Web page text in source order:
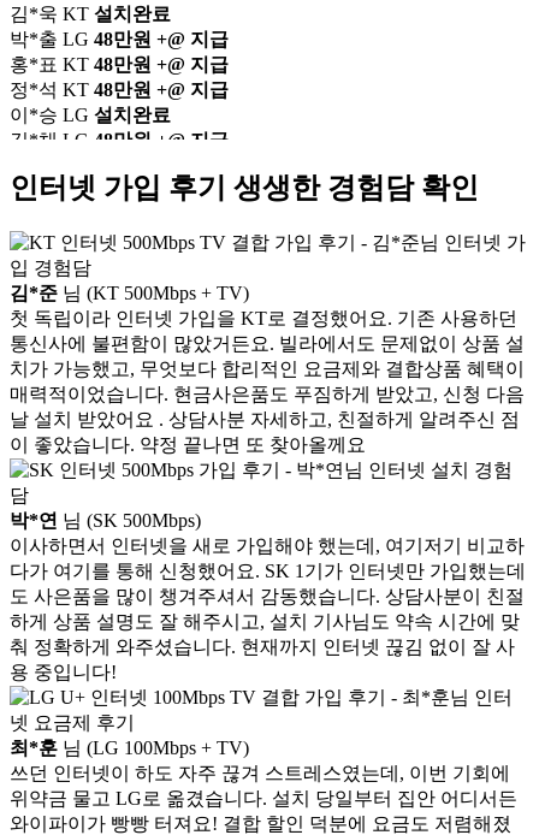
박*출 LG 48만원 +@ 지급
홍*표 KT 48만원 +@ 지급
정*석 KT 48만원 +@ 지급
이*승 LG 설치완료
김*채 LG 48만원 +@ 지급
이*찬 KT 설치완료
김*솔 KT48만원 +@ 지급
최*희 SK48만원지급
김*석 LG
이*희 LG48만원지급
송*영 KT48만원 +@ 지급
서*식 SK 48만원지급
변*열 KT48만원 +@ 지급
신*헌 LG48만원 +@ 지급
이*수 SK48만원지급
김*일 SK48만원지급
박*련 LG48만원 +@ 지급
장*민 LG
김*실 LG48만원지급
박*찬 SK48만원지급
이*창 KT48만원 +@ 지급
박*혜 KT48만원 +@ 지급
윤*열 SK 48만원지급
정*근 KT48만원 +@ 지급
전*호 LG48만원 +@ 지급
인터넷 가입 후기 생생한 경험담 확인
김*준 님 (KT 500Mbps + TV)
첫 독립이라 인터넷 가입을 KT로 결정했어요. 기존 사용하던
통신사에 불편함이 많았거든요. 빌라에서도 문제없이 상품 설
치가 가능했고, 무엇보다 합리적인 요금제와 결합상품 혜택이
매력적이었습니다. 현금사은품도 푸짐하게 받았고, 신청 다음
날 설치 받았어요 . 상담사분 자세하고, 친절하게 알려주신 점
이 좋았습니다. 약정 끝나면 또 찾아올께요
박*연 님 (SK 500Mbps)
이사하면서 인터넷을 새로 가입해야 했는데, 여기저기 비교하
다가 여기를 통해 신청했어요. SK 1기가 인터넷만 가입했는데
도 사은품을 많이 챙겨주셔서 감동했습니다. 상담사분이 친절
하게 상품 설명도 잘 해주시고, 설치 기사님도 약속 시간에 맞
춰 정확하게 와주셨습니다. 현재까지 인터넷 끊김 없이 잘 사
용 중입니다!
최*훈 님 (LG 100Mbps + TV)
쓰던 인터넷이 하도 자주 끊겨 스트레스였는데, 이번 기회에
위약금 물고 LG로 옮겼습니다. 설치 당일부터 집안 어디서든
와이파이가 빵빵 터져요! 결합 할인 덕분에 요금도 저렴해졌